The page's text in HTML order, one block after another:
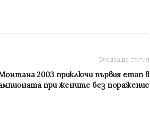
Следваща статия
2003 приключи първия етап в
при жените без поражение